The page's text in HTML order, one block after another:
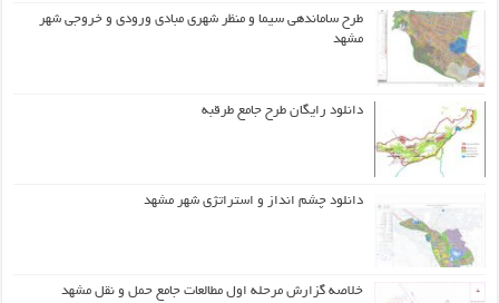
طرح ساماندهی سیما و منظر شهری مبادی ورودی و خروجی شهر
مشهد
دانلود رایگان طرح جامع طرقبه
دانلود چشم انداز و استراتژی شهر مشهد
خلاصه گزارش مرحله اول مطالعات جامع حمل و نقل مشهد